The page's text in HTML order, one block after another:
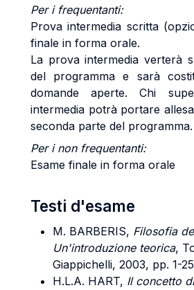
Per i frequentanti:
Prova intermedia scritta
finale in forma orale.
La prova intermedia verterà
del programma e sarà
domande aperte. Chi
intermedia potrà portare
seconda parte del programma.
Per i non frequentanti:
Esame finale in forma orale
Testi d'esame
M. BARBERIS, Filosofia
Un'introduzione teorica,
Giappichelli, 2003, pp. 1-
H.L.A. HART, Il concetto